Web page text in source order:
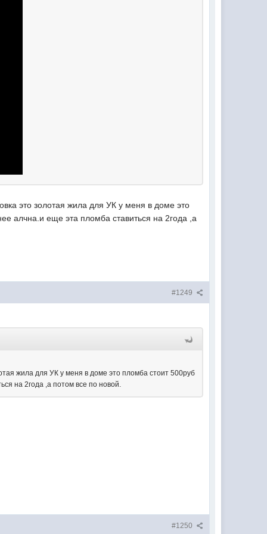
это золотая жила для УК у меня в доме это
алчна.и еще эта пломба ставиться на 2года ,а
#1249
жила для УК у меня в доме это пломба стоит 500руб
на 2года ,а потом все по новой.
#1250